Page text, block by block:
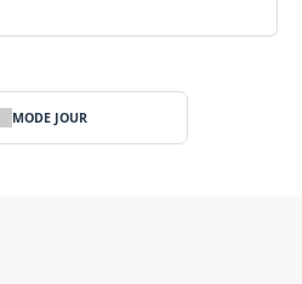
MODE JOUR